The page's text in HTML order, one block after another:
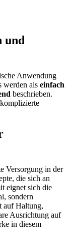
und
Anwendung
werden als einfach
beschrieben.
Versorgung in der
die sich an
eignet sich die
sondern
auf Haltung,
Ausrichtung auf
in diesem